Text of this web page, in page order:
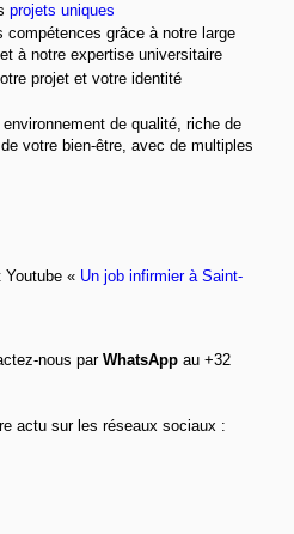
projets uniques
compétences grâce à notre large
à notre expertise universitaire
projet et votre identité
environnement de qualité, riche de
votre bien-être, avec de multiples
Youtube « Un job infirmier à Saint-
nous parWhatsApp au +32
actu sur les réseaux sociaux :